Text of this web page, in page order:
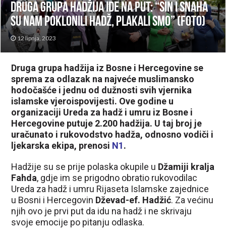
Druga grupa hadžija ide na put: “Sin i snaha
su nam poklonili hadž, plakali smo” (FOTO)
12 lipnja, 2023
Druga grupa hadžija iz Bosne i Hercegovine se
sprema za odlazak na najveće muslimansko
hodočašće i jednu od dužnosti svih vjernika
islamske vjeroispovijesti. Ove godine u
organizaciji Ureda za hadž i umru iz Bosne i
Hercegovine putuje 2.200 hadžija. U taj broj je
uračunato i rukovodstvo hadža, odnosno vodiči i
ljekarska ekipa, prenosi N1.
Hadžije su se prije polaska okupile u Džamiji kralja
Fahda, gdje im se prigodno obratio rukovodilac
Ureda za hadž i umru Rijaseta Islamske zajednice
u Bosni i Hercegovin Dževad-ef. Hadžić. Za većinu
njih ovo je prvi put da idu na hadž i ne skrivaju
svoje emocije po pitanju odlaska.